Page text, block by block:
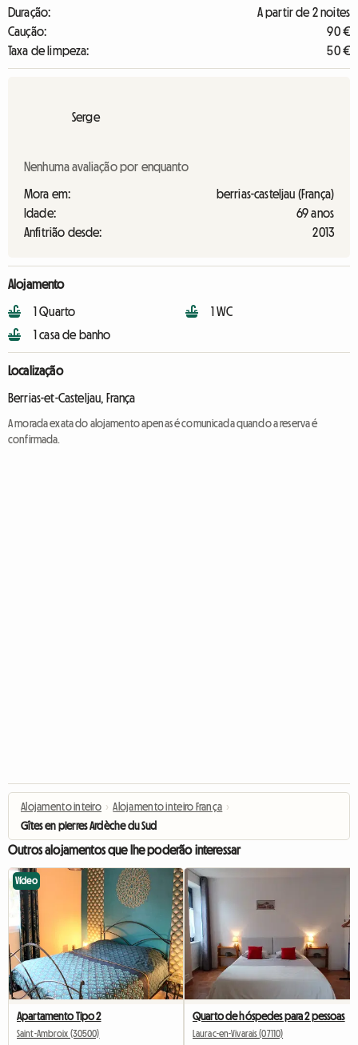
Duração:
A partir de 2 noites
Caução:
90 €
Taxa de limpeza:
50 €
Serge
Nenhuma avaliação por enquanto
Mora em:
berrias-casteljau (França)
Idade:
69 anos
Anfitrião desde:
2013
Alojamento
1 Quarto
1 casa de banho
1 WC
Localização
Berrias-et-Casteljau, França
A morada exata do alojamento apenas é comunicada quando a reserva é
confirmada.
Alojamento inteiro › Alojamento inteiro França ›
Gîtes en pierres Ardèche du Sud
Outros alojamentos que lhe poderão interessar
Vídeo
Apartamento Tipo 2
Saint-Ambroix (30500)
Quarto de hóspedes para 2 pessoas
Laurac-en-Vivarais (07110)